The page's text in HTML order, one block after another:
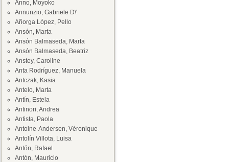
Anno, Moyoko
Annunzio, Gabriele D\'
Añorga López, Pello
Ansón, Marta
Ansón Balmaseda, Marta
Ansón Balmaseda, Beatriz
Anstey, Caroline
Anta Rodríguez, Manuela
Antczak, Kasia
Antelo, Marta
Antín, Estela
Antinori, Andrea
Antista, Paola
Antoine-Andersen, Véronique
Antolín Villota, Luisa
Antón, Rafael
Antón, Mauricio